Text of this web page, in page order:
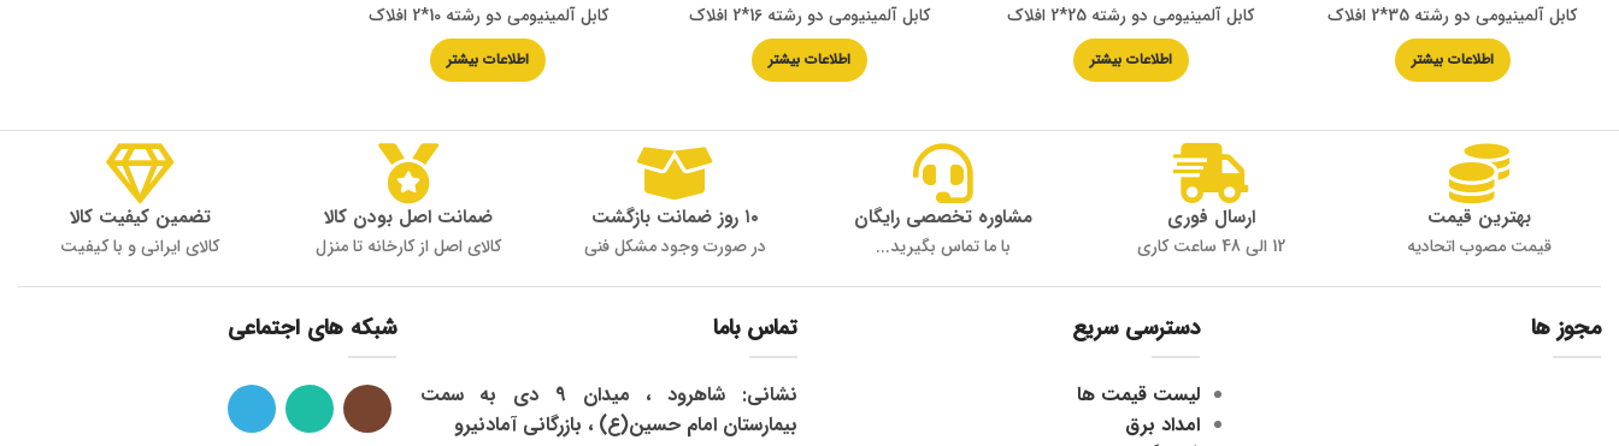
کابل آلمینیومی دو رشته 35*2 افلاک
اطلاعات بیشتر
کابل آلمینیومی دو رشته 25*2 افلاک
اطلاعات بیشتر
کابل آلمینیومی دو رشته 16*2 افلاک
اطلاعات بیشتر
کابل آلمینیومی دو رشته 10*2 افلاک
اطلاعات بیشتر
بهترین قیمت
قیمت مصوب اتحادیه
ارسال فوری
12 الی 48 ساعت کاری
مشاوره تخصصی رایگان
با ما تماس بگیرید...
۱۰ روز ضمانت بازگشت
در صورت وجود مشکل فنی
ضمانت اصل بودن کالا
کالای اصل از کارخانه تا منزل
تضمین کیفیت کالا
کالای ایرانی و با کیفیت
مجوز ها دسترسی سریع
لیست قیمت ها
امداد برق
تماس باما
نشانی: شاهرود ، میدان 9 دی به سمت
بیمارستان امام حسین(ع) ، بازرگانی آمادنیرو
شبکه های اجتماعی